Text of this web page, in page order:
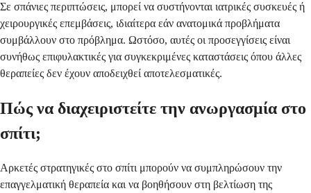
Σε σπάνιες περιπτώσεις, μπορεί να συστήνονται ιατρικές συσκευές ή
χειρουργικές επεμβάσεις, ιδιαίτερα εάν ανατομικά προβλήματα
συμβάλλουν στο πρόβλημα. Ωστόσο, αυτές οι προσεγγίσεις είναι
συνήθως επιφυλακτικές για συγκεκριμένες καταστάσεις όπου άλλες
θεραπείες δεν έχουν αποδειχθεί αποτελεσματικές.
Πώς να διαχειριστείτε την ανωργασμία στο
σπίτι;
Αρκετές στρατηγικές στο σπίτι μπορούν να συμπληρώσουν την
επαγγελματική θεραπεία και να βοηθήσουν στη βελτίωση της